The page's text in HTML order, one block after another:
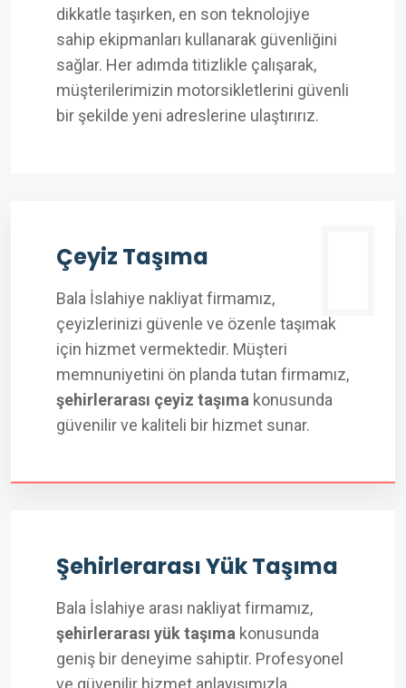
dikkatle taşırken, en son teknolojiye
sahip ekipmanları kullanarak güvenliğini
sağlar. Her adımda titizlikle çalışarak,
müşterilerimizin motorsikletlerini güvenli
bir şekilde yeni adreslerine ulaştırırız.
Çeyiz Taşıma
Bala İslahiye nakliyat firmamız,
çeyizlerinizi güvenle ve özenle taşımak
için hizmet vermektedir. Müşteri
memnuniyetini ön planda tutan firmamız,
şehirlerarası çeyiz taşıma konusunda
güvenilir ve kaliteli bir hizmet sunar.
Şehirlerarası Yük Taşıma
Bala İslahiye arası nakliyat firmamız,
şehirlerarası yük taşıma konusunda
geniş bir deneyime sahiptir. Profesyonel
ve güvenilir hizmet anlayışımızla,